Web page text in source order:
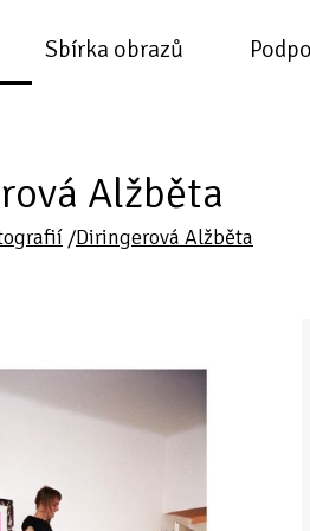
Sbírka obrazů
Alžběta
/Diringerová Alžběta